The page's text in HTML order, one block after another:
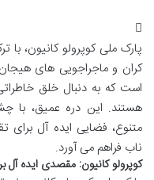
پارک ملی کوپرولو کانیون،
کران و ماجراجویی های
است که به دنبال خلق
هستند. این دره عمیق، با
متنوع، فضایی ایده آل
ناب فراهم می آورد.
کوپرولو کانیون: مقصدی ایده آل